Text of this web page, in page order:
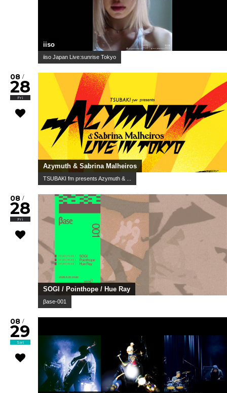
iiso
iiso Japan Live:sunrise Tokyo
08 /
28
Fri
Azymuth & Sabrina Malheiros
TSUBAKI fm presents Azymuth & ...
08 /
28
Fri
SOGI / Pointhope / Hue Ray
βase-001
08 /
29
Sat